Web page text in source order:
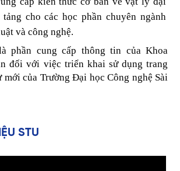
cho các học phần chuyên ngành
và công nghệ.
phần cung cấp thông tin của Khoa
đối với việc triển khai sử dụng trang
của Trường Đại học Công nghệ Sài
STU